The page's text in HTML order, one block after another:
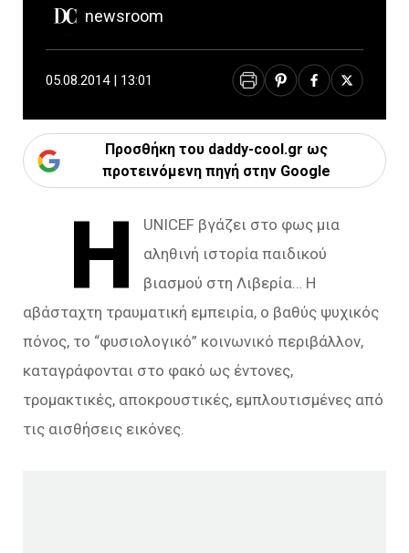
newsroom
05.08.2014 | 13:01
Προσθήκη του daddy-cool.gr ως
προτεινόμενη πηγή στην Google
Η
UNICEF βγάζει στο φως μια
αληθινή ιστορία παιδικού
βιασμού στη Λιβερία… Η
αβάσταχτη τραυματική εμπειρία, ο βαθύς ψυχικός
πόνος, το “φυσιολογικό” κοινωνικό περιβάλλον,
καταγράφονται στο φακό ως έντονες,
τρομακτικές, αποκρουστικές, εμπλουτισμένες από
τις αισθήσεις εικόνες.